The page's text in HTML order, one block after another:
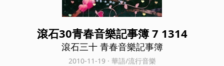
滾石30青春音樂記事簿 7 1314
滾石三十 青春音樂記事簿
2010-11-19 · 華語/流行音樂